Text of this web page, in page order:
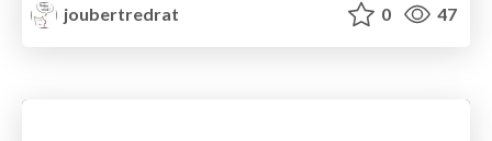
joubertredrat
0 47